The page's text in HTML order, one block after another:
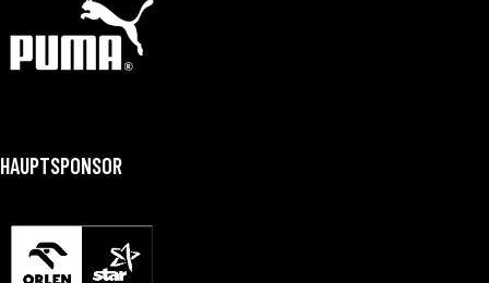
HAUPTSPONSOR